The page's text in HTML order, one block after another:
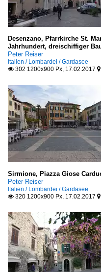
Desenzano, Pfarrkirche St.
Jahrhundert, dreischiffiger
Peter Reiser
Italien / Lombardei / Gardasee
 302 1200x900 Px, 17.02.2017 
Sirmione, Piazza Giose
Peter Reiser
Italien / Lombardei / Gardasee
 320 1200x900 Px, 17.02.2017 